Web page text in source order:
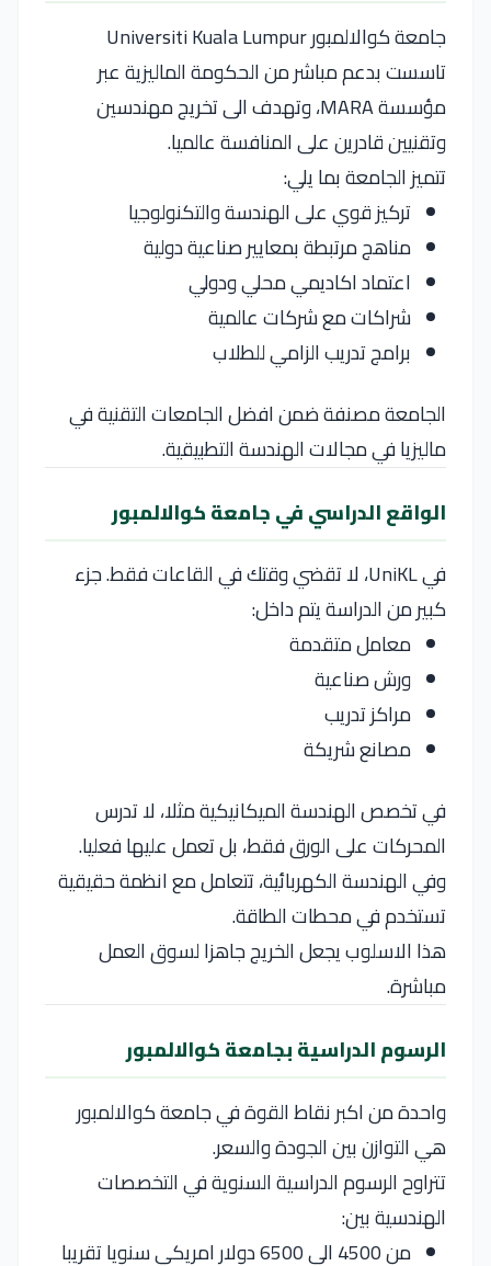
جامعة كوالالمبور Universiti Kuala Lumpur
تاسست بدعم مباشر من الحكومة الماليزية عبر
مؤسسة MARA، وتهدف الى تخريج مهندسين
وتقنيين قادرين على المنافسة عالميا.
تتميز الجامعة بما يلي:
تركيز قوي على الهندسة والتكنولوجيا
مناهج مرتبطة بمعايير صناعية دولية
اعتماد اكاديمي محلي ودولي
شراكات مع شركات عالمية
برامج تدريب الزامي للطلاب
الجامعة مصنفة ضمن افضل الجامعات التقنية في
ماليزيا في مجالات الهندسة التطبيقية.
الواقع الدراسي في جامعة كوالالمبور
في UniKL، لا تقضي وقتك في القاعات فقط. جزء
كبير من الدراسة يتم داخل:
معامل متقدمة
ورش صناعية
مراكز تدريب
مصانع شريكة
في تخصص الهندسة الميكانيكية مثلا، لا تدرس
المحركات على الورق فقط، بل تعمل عليها فعليا.
وفي الهندسة الكهربائية، تتعامل مع انظمة حقيقية
تستخدم في محطات الطاقة.
هذا الاسلوب يجعل الخريج جاهزا لسوق العمل
مباشرة.
الرسوم الدراسية بجامعة كوالالمبور
واحدة من اكبر نقاط القوة في جامعة كوالالمبور
هي التوازن بين الجودة والسعر.
تتراوح الرسوم الدراسية السنوية في التخصصات
الهندسية بين:
من 4500 الى 6500 دولار امريكي سنويا تقريبا